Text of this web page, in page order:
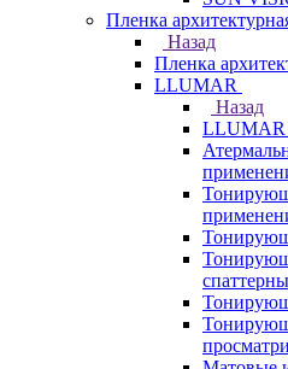
Пленка
Назад
Пленка
LLUMAR
Назад
LLUMAR